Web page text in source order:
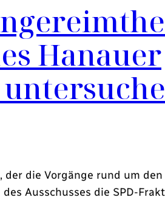
Hanauer
die Vorgänge rund um
Ausschusses die SPD-